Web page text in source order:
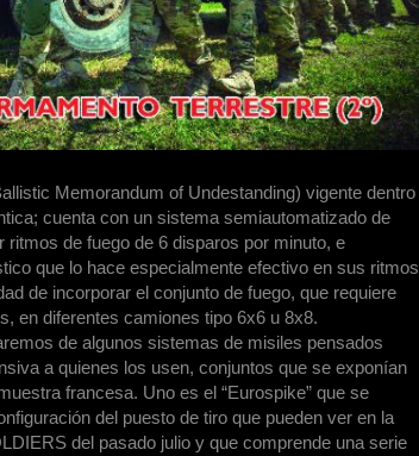
Memorandum of Undestanding) vigente dentro
cuenta con un sistema semiautomatizado de
ritmos de fuego de 6 disparos por minuto, e
que lo hace especialmente efectivo en sus ritmos
de incorporar el conjunto de fuego, que requiere
en diferentes camiones tipo 6x6 u 8x8.
de algunos sistemas de misiles pensados
a quienes los usen, conjuntos que se exponían
francesa. Uno es el “Eurospike” que se
del puesto de tiro que pueden ver en la
del pasado julio y que comprende una serie